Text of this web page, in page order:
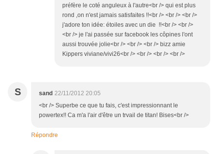
préfère le coté anguleux à l'autre<br /> qui est plus
rond ,on n'est jamais satisfaites !!<br /> <br /> <br />
j'adore ton idée: étoiles avec un die !!<br /> <br />
<br /> je l'ai passée sur facebook les côpines l'ont
aussi trouvée jolie<br /> <br /> <br /> bizz amie
Kippers viviane/vivi26<br /> <br /> <br /> <br />
S sand 22/11/2012 20:05
<br /> Superbe ce que tu fais, c'est impressionnant le
powertex!! Ca m'a l'air d'être un trvail de titan! Bises<br />
Répondre